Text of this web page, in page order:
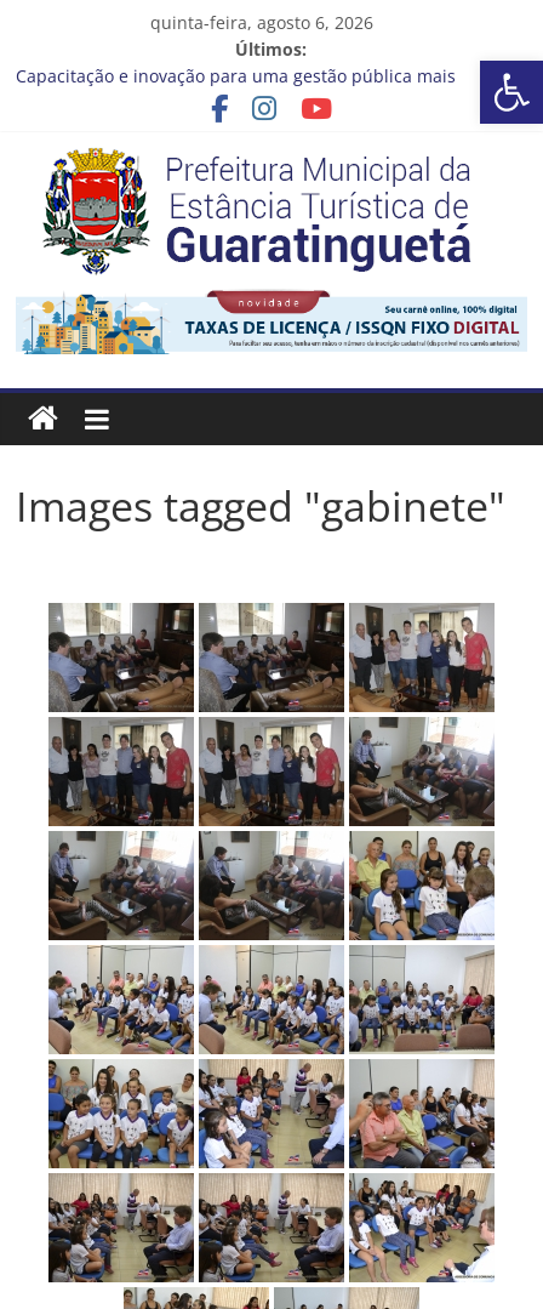
quinta-feira, agosto 6, 2026
Últimos:
Capacitação e inovação para uma gestão pública mais
Seu próximo emprego pode estar mais perto do que você
imagina
Novo curso no Qualifica Guará
Prefeitura de Guaratinguetá divulga novo cronograma dos
editais da PNAB
Guaratinguetá realizará ação de vacinação contra a Febre
Amarela na região da Rocinha
Prefeitura
Estância
Turística
Guaratinguetá
Turística
Guaratinguetá
Images tagged "gabinete"